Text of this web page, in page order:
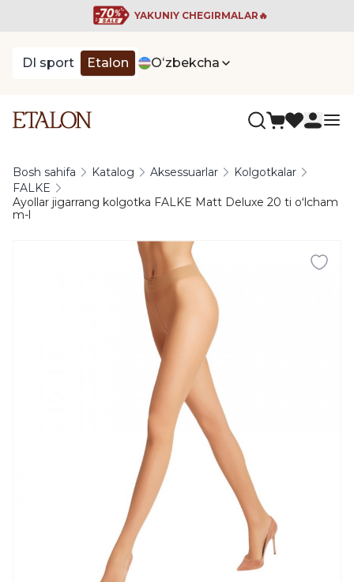
YAKUNIY CHEGIRMALAR🔥
DI sport Etalon Oʻzbekcha
Bosh sahifa Katalog Aksessuarlar
Kolgotkalar
FALKE
Ayollar jigarrang kolgotka FALKE Matt Deluxe 20 ti oʻlcham
m-l